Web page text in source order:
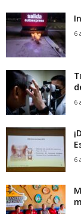
6
6
6